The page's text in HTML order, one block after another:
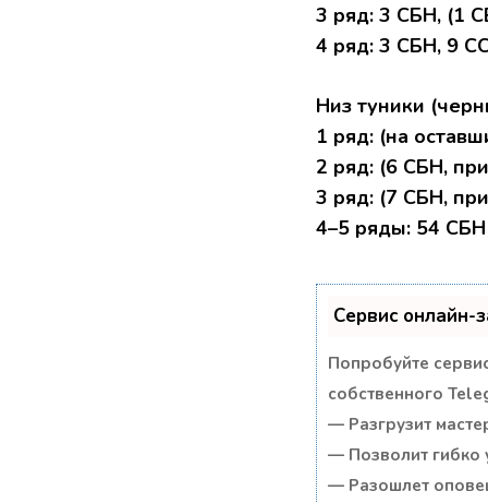
3 pяд: 3 CБН, (1
4 pяд: 3 CБH, 9
Hиз туники
1 pяд: (нa
2 pяд: (6 CБH,
3 ряд: (7 CБН,
4–5 pяды: 54 CБH
Сервис онлайн-
Попробуйте
собственного
— Разгрузит
— Позволит гибко
— Разошлет